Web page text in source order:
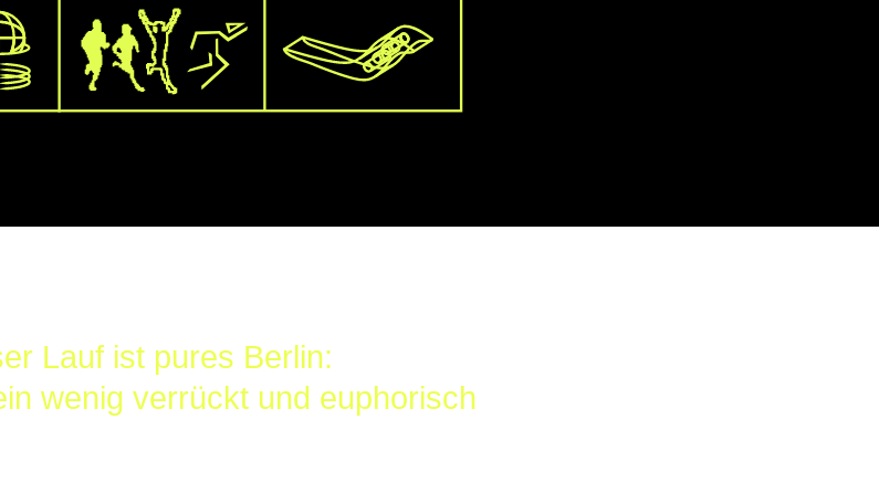
Lauf ist pures Berlin:
wenig verrückt und euphorisch